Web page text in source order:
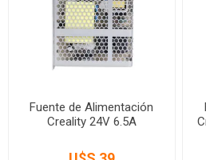
Fuente de Alimentación
Creality 24V 6.5A